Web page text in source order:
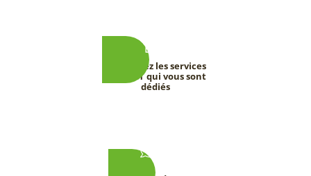
Découvrez les services
DEEVERT qui vous sont
dédiés